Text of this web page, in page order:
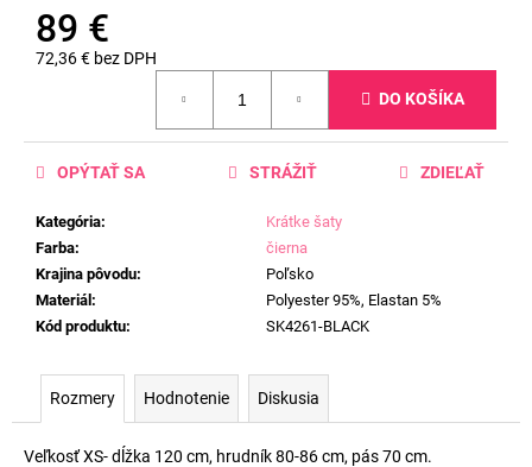
89 €
72,36 € bez DPH
DO KOŠÍKA
Kategória:
Krátke šaty
Farba:
čierna
Krajina pôvodu:
Poľsko
Materiál:
Polyester 95%, Elastan 5%
Kód produktu: SK4261-BLACK
OPÝTAŤ SA STRÁŽIŤ ZDIEĽAŤ
Rozmery Hodnotenie Diskusia
Veľkosť XS- dĺžka 120 cm, hrudník 80-86 cm, pás 70 cm.